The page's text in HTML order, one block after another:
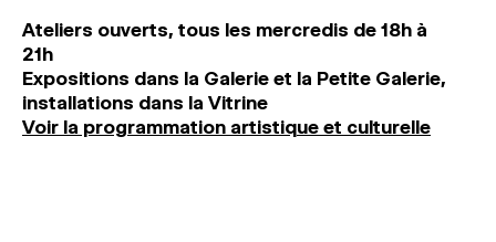
Ateliers ouverts, tous les mercredis de 18h à
21h
Expositions dans la Galerie et la Petite Galerie,
installations dans la Vitrine
Voir la programmation artistique et culturelle